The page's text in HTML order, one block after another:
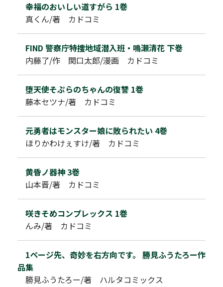
幸福のおいしい道すがら 1巻
真くん/著 カドコミ
FIND 警察庁特捜地域潜入班・鳴瀬清花 下巻
内藤了/作 関口太郎/漫画 カドコミ
堕天使そぷらのちゃんの復讐 1巻
藤本セツナ/著 カドコミ
元勇者はモンスター娘に敗られたい 4巻
ほりかわけぇすけ/著 カドコミ
黄昏ノ器神 3巻
山本晋/著 カドコミ
咲きそめコンプレックス 1巻
んみ/著 カドコミ
1ページ先、奇妙を右方向です。 勝見ふうたろー作
品集
勝見ふうたろー/著 ハルタコミックス